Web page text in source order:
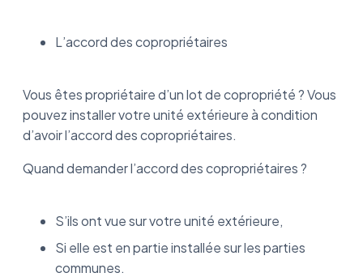
L’accord des copropriétaires
Vous êtes propriétaire d’un lot de copropriété ? Vous
pouvez installer votre unité extérieure à condition
d’avoir l’accord des copropriétaires.
Quand demander l’accord des copropriétaires ?
S’ils ont vue sur votre unité extérieure,
Si elle est en partie installée sur les parties
communes.